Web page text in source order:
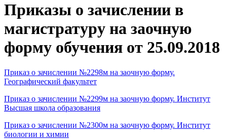
Приказы о зачислении в
магистратуру на заочную
форму обучения от 25.09.2018
Приказ о зачислении №2298м на заочную форму.
Географический факультет
Приказ о зачислении №2299м на заочную форму. Институт
Высшая школа образования
Приказ о зачислении №2300м на заочную форму. Институт
биологии и химии